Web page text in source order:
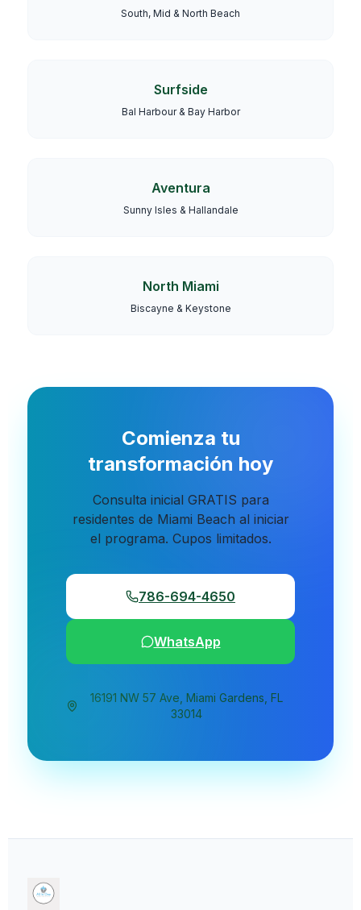
South, Mid & North Beach
Surfside
Bal Harbour & Bay Harbor
Aventura
Sunny Isles & Hallandale
North Miami
Biscayne & Keystone
Comienza tu
transformación hoy
Consulta inicial GRATIS para
residentes de Miami Beach al iniciar
el programa. Cupos limitados.
786-694-4650
WhatsApp
16191 NW 57 Ave, Miami Gardens, FL
33014